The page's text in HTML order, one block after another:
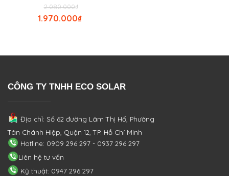
₫
2.080.000
₫
1.970.000
CÔNG TY TNHH ECO SOLAR
Địa chỉ: Số 62 đường Lâm Thị Hố, Phường
Tân Chánh Hiệp, Quận 12, TP. Hồ Chí Minh
Hotline: 0909 296 297 - 0937 296 297
Liên hệ tư vấn
Kỹ thuật: 0947 296 297